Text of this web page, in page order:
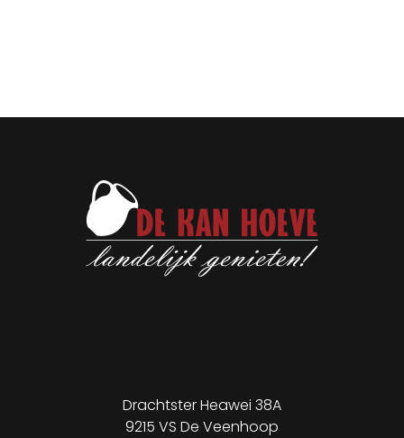
Drachtster Heawei 38A
9215 VS De Veenhoop